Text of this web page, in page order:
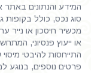
המידע והנתונים באתר
סוג נכס, כולל
מכשיר חיסכון או נייר
או ייעוץ פנסיוני,
התייחסות להיבטי מיסוי
פרטים נוספים, בנוגע